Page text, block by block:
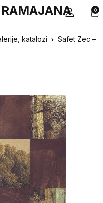
0
katalozi
Safet Zec –